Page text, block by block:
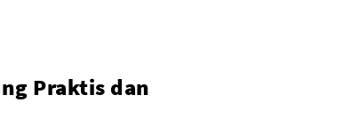
Praktis dan